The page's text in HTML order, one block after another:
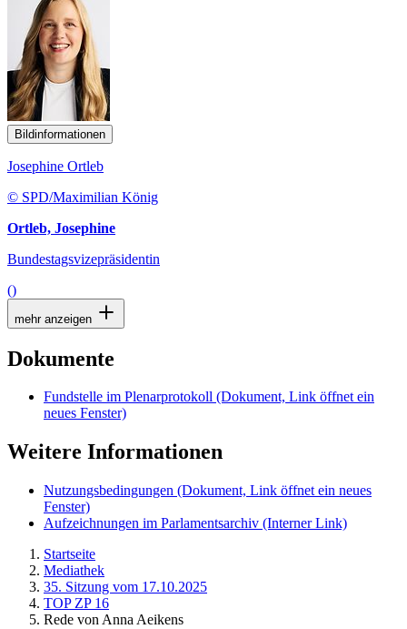
Bildinformationen
Josephine Ortleb
© SPD/Maximilian König
Ortleb, Josephine
Bundestagsvizepräsidentin
()
mehr anzeigen
Dokumente
Fundstelle im Plenarprotokoll (Dokument, Link öffnet ein
neues Fenster)
Weitere Informationen
Nutzungsbedingungen (Dokument, Link öffnet ein neues
Fenster)
Aufzeichnungen im Parlamentsarchiv (Interner Link)
Startseite
Mediathek
35. Sitzung vom 17.10.2025
TOP ZP 16
Rede von Anna Aeikens